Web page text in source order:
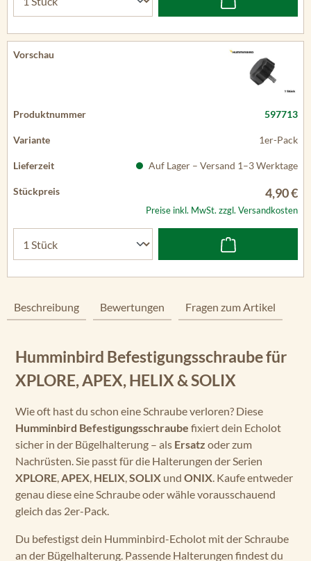
597713
1er-Pack
Auf Lager – Versand 1–3 Werktage
4,90 €
Preise inkl. MwSt. zzgl. Versandkosten
Beschreibung Bewertungen Fragen zum Artikel
Humminbird Befestigungsschraube für
XPLORE, APEX, HELIX & SOLIX
Wie oft hast du schon eine Schraube verloren? Diese
Humminbird Befestigungsschraube fixiert dein Echolot
sicher in der Bügelhalterung – als Ersatz oder zum
Nachrüsten. Sie passt für die Halterungen der Serien
XPLORE,APEX, HELIX,SOLIX und ONIX. Kaufe entweder
genau diese eine Schraube oder wähle vorausschauend
gleich das 2er-Pack.
Du befestigst dein Humminbird-Echolot mit der Schraube
an der Bügelhalterung. Passende Halterungen findest du